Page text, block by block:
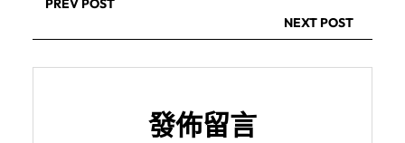
PREV POST
NEXT POST
發佈留言